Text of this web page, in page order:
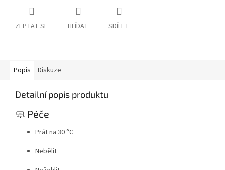
ZEPTAT SE HLÍDAT SDÍLET
Popis Diskuze
Detailní popis produktu
🧼 Péče
Prát na 30 °C
Nebělit